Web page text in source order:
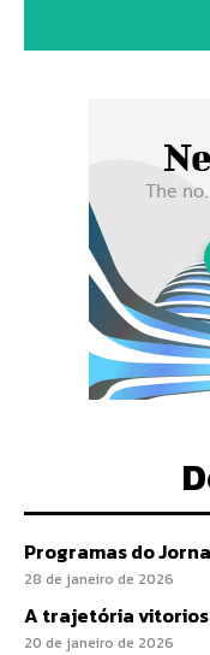
Programas do
28 de janeiro de 2026
A trajetória
20 de janeiro de 2026